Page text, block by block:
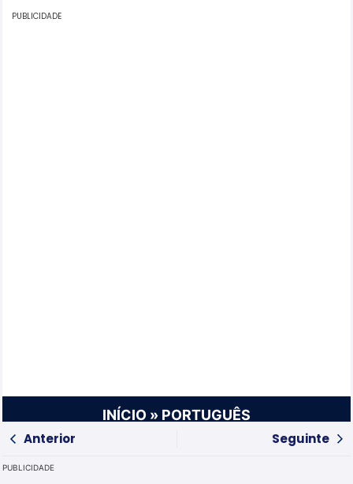
PUBLICIDADE
INÍCIO » PORTUGUÊS
Anterior
Seguinte
PUBLICIDADE